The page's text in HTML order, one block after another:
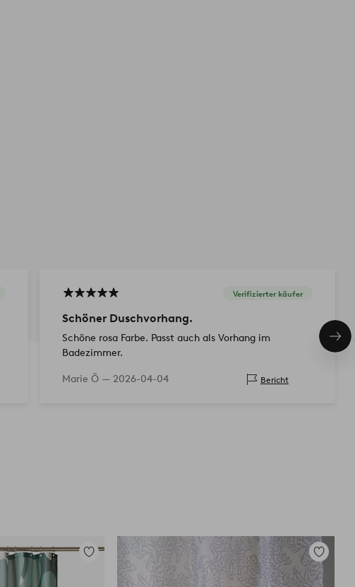
Verifizierter käufer
Schöner Duschvorhang.
Schöne rosa Farbe. Passt auch als Vorhang im
Badezimmer.
Marie Ö — 2026-04-04 Bericht
Zu
hinzufügen
Zu
Favoriten